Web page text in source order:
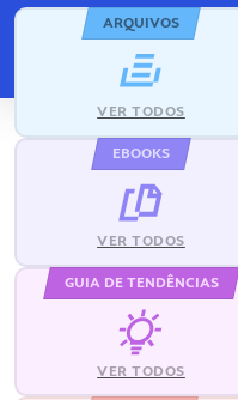
ARQUIVOS
VER TODOS
EBOOKS
VER TODOS
GUIA DE TENDÊNCIAS
VER TODOS